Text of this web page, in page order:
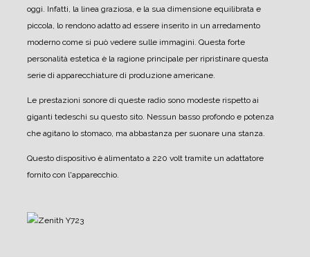
oggi. Infatti, la linea graziosa, e la sua dimensione equilibrata e
piccola, lo rendono adatto ad essere inserito in un arredamento
moderno come si può vedere sulle immagini. Questa forte
personalità estetica è la ragione principale per ripristinare questa
serie di apparecchiature di produzione americane.
Le prestazioni sonore di queste radio sono modeste rispetto ai
giganti tedeschi su questo sito. Nessun basso profondo e potenza
che agitano lo stomaco, ma abbastanza per suonare una stanza.
Questo dispositivo è alimentato a 220 volt tramite un adattatore
fornito con l'apparecchio.